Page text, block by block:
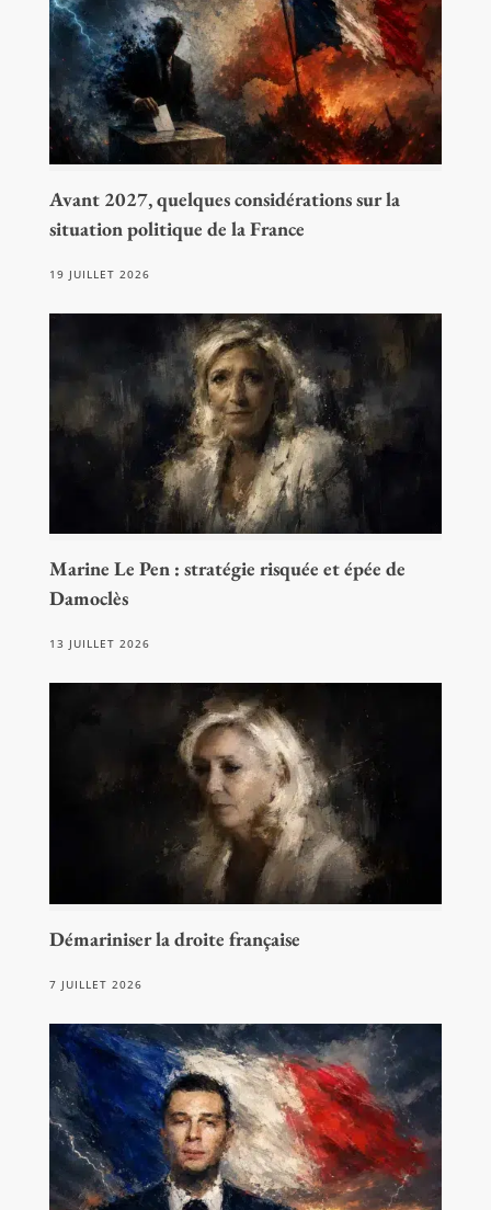
Avant 2027, quelques considérations sur la
situation politique de la France
19 JUILLET 2026
Marine Le Pen : stratégie risquée et épée de
Damoclès
13 JUILLET 2026
Démariniser la droite française
7 JUILLET 2026